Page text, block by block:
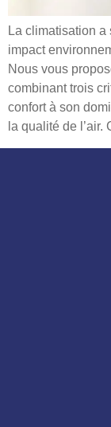
La climatisation
impact
Nous vous
combinant trois
confort à son
la qualité de